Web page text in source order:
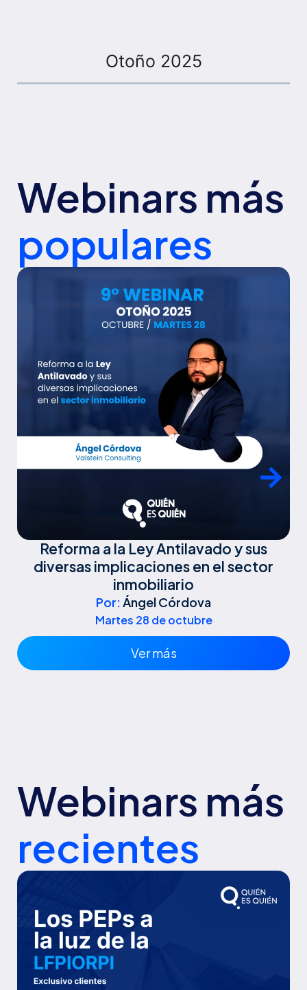
Otoño 2025
Webinars más
populares
Reforma a la Ley Antilavado y sus
diversas implicaciones en el sector
inmobiliario
Por:Ángel Córdova
Martes 28 de octubre
Ver más
Webinars más
recientes